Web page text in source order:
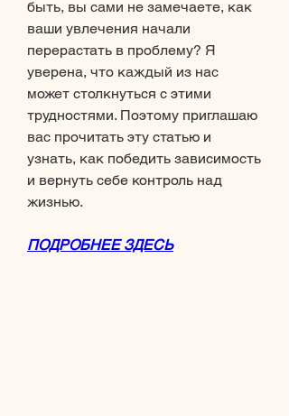
быть, вы сами не замечаете, как
ваши увлечения начали
перерастать в проблему? Я
уверена, что каждый из нас
может столкнуться с этими
трудностями. Поэтому приглашаю
вас прочитать эту статью и
узнать, как победить зависимость
и вернуть себе контроль над
жизнью.
ПОДРОБНЕЕ ЗДЕСЬ